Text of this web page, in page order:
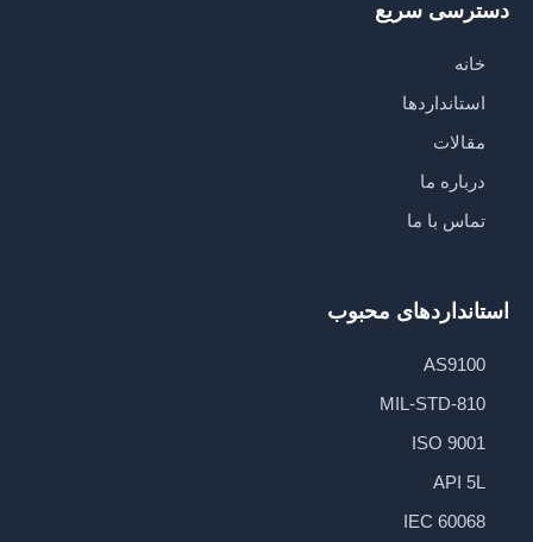
دسترسی سریع
خانه
استانداردها
مقالات
درباره ما
تماس با ما
استانداردهای محبوب
AS9100
MIL-STD-810
ISO 9001
API 5L
IEC 60068